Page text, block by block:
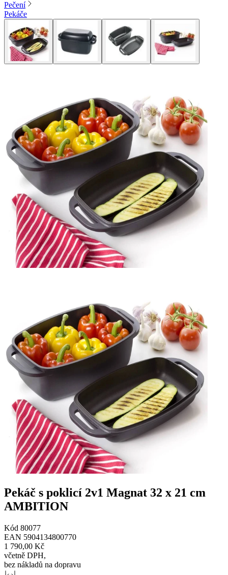
Pečení
Pekáče
Pekáč s poklicí 2v1 Magnat 32 x 21 cm
AMBITION
Kód 80077
EAN 5904134800770
1 790,00 Kč
včetně DPH,
bez nákladů na dopravu